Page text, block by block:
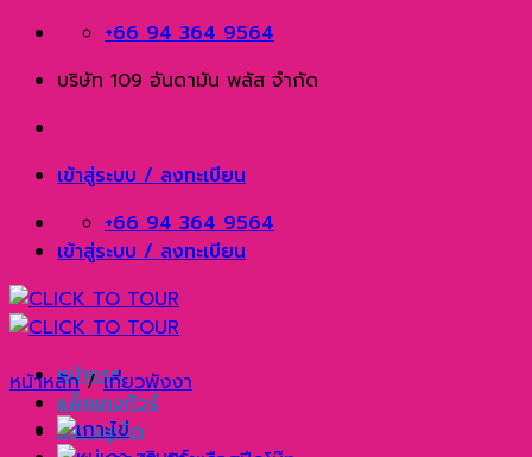
Skip
content
+66 94 364 9564
บริษัท 109 อันดามัน พลัส จำกัด
เข้าสู่ระบบ / ลงทะเบียน
+66 94 364 9564
เข้าสู่ระบบ / ลงทะเบียน
หน้าแรก
แพ็คเกจทัวร์
เที่ยวภูเก็ต
หน้าหลัก / เที่ยวพังงา